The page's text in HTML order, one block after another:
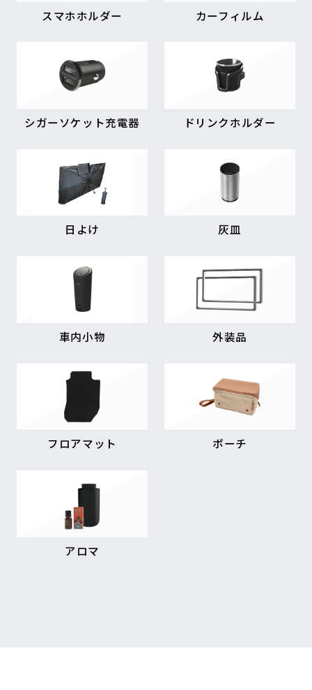
スマホホルダー カーフィルム
シガーソケット充電器 ドリンクホルダー
日よけ 灰皿
車内小物 外装品
フロアマット ポーチ
アロマ